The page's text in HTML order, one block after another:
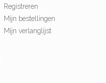
Registreren
Mijn bestellingen
Mijn verlanglijst